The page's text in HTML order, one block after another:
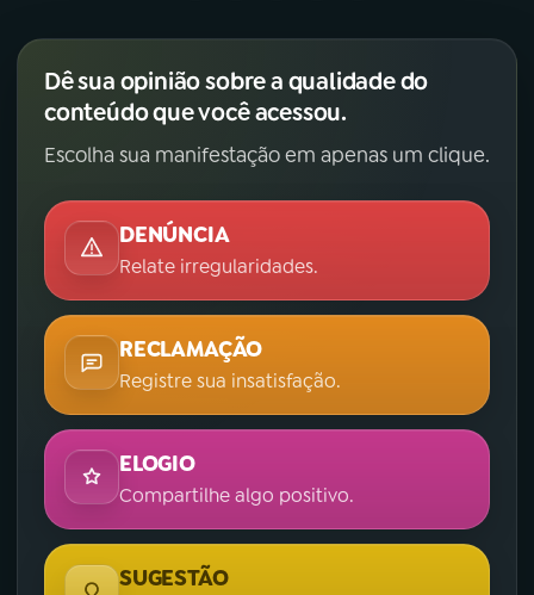
Dê sua opinião sobre a qualidade do
conteúdo que você acessou.
Escolha sua manifestação em apenas um clique.
DENÚNCIA
Relate irregularidades.
RECLAMAÇÃO
Registre sua insatisfação.
ELOGIO
Compartilhe algo positivo.
SUGESTÃO